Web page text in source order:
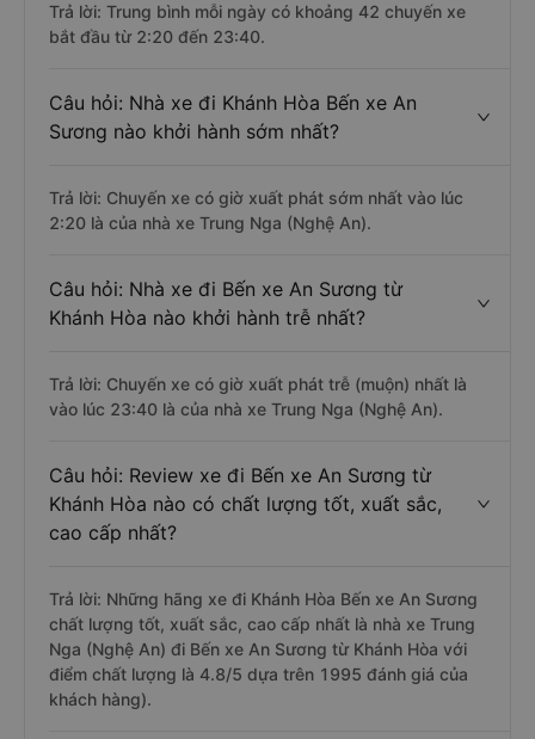
Trả lời: Trung bình mỗi ngày có khoảng 42 chuyến xe
bắt đầu từ 2:20 đến 23:40.
Câu hỏi: Nhà xe đi Khánh Hòa Bến xe An
Sương nào khởi hành sớm nhất?
Trả lời: Chuyến xe có giờ xuất phát sớm nhất vào lúc
2:20 là của nhà xe Trung Nga (Nghệ An).
Câu hỏi: Nhà xe đi Bến xe An Sương từ
Khánh Hòa nào khởi hành trễ nhất?
Trả lời: Chuyến xe có giờ xuất phát trễ (muộn) nhất là
vào lúc 23:40 là của nhà xe Trung Nga (Nghệ An).
Câu hỏi: Review xe đi Bến xe An Sương từ
Khánh Hòa nào có chất lượng tốt, xuất sắc,
cao cấp nhất?
Trả lời: Những hãng xe đi Khánh Hòa Bến xe An Sương
chất lượng tốt, xuất sắc, cao cấp nhất là nhà xe Trung
Nga (Nghệ An) đi Bến xe An Sương từ Khánh Hòa với
điểm chất lượng là 4.8/5 dựa trên 1995 đánh giá của
khách hàng).